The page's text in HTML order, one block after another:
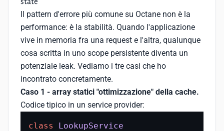
Il pattern d'errore più comune su Octane non è la
performance: è la stabilità. Quando l'applicazione
vive in memoria fra una request e l'altra, qualunque
cosa scritta in uno scope persistente diventa un
potenziale leak. Vediamo i tre casi che ho
incontrato concretamente.
Caso 1 - array statici "ottimizzazione" della cache.
Codice tipico in un service provider:
class
LookupService